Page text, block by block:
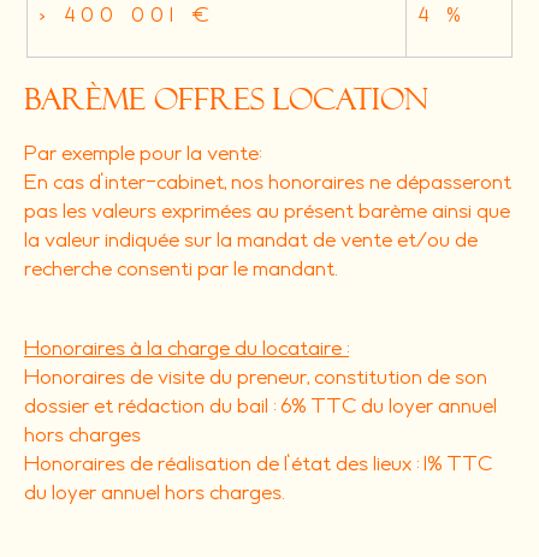
> 400 001 € 4 %
Barème offres location
Par exemple pour la vente:
En cas d'inter-cabinet, nos honoraires ne dépasseront
pas les valeurs exprimées au présent barème ainsi que
la valeur indiquée sur la mandat de vente et/ou de
recherche consenti par le mandant.
Honoraires à la charge du locataire :
Honoraires de visite du preneur, constitution de son
dossier et rédaction du bail : 6% TTC du loyer annuel
hors charges
Honoraires de réalisation de l'état des lieux : 1% TTC
du loyer annuel hors charges.